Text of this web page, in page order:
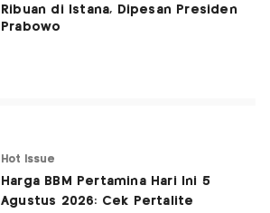
Ribuan di Istana, Dipesan Presiden
Prabowo
Hot Issue
Harga BBM Pertamina Hari Ini 5
Agustus 2026: Cek Pertalite